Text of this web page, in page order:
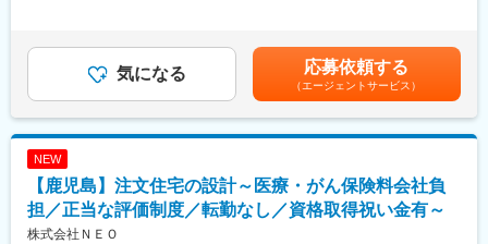
る
■働き方
・地域密着で転勤なし
■企業魅力
創業以来、住まいを守る分野で実績を重ねてきた企業。ハウスメ
ンテナンス業界のリーディングカンパニーとして邁進していま
・原価管理
・土木工事工程管理
・安全管理
■職務の特徴：
扱う案件は、公共工事、民間工事、土木・舗装・解体となりま
おります。
■組織構成：
配属先は、20代1名、40代4名の合計5名で構成されております。
■当社の魅力：
あくまでも目安の金額であり、選考を通じて上下する可能性があ
ります。月給(月額)は固定手当を含めた表記です。
気になる 応募依頼する
（エージェントサービス）
NEW
【鹿児島】注文住宅の設計～医療・がん保険料会社負
担／正当な評価制度／転勤なし／資格取得祝い金有～
株式会社ＮＥＯ